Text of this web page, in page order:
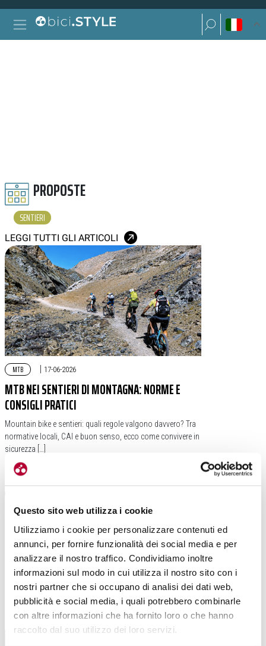
Questo sito web utilizza i cookie
Utilizziamo i cookie per personalizzare contenuti ed
annunci, per fornire funzionalità dei social media e per
analizzare il nostro traffico. Condividiamo inoltre
informazioni sul modo in cui utilizza il nostro sito con i
nostri partner che si occupano di analisi dei dati web,
pubblicità e social media, i quali potrebbero combinarle
con altre informazioni che ha fornito loro o che hanno
raccolto dal suo utilizzo dei loro servizi.
Vai al contenuto
Navigazione principale
Ricerca per:
Ricerca per:
PROPOSTE
SENTIERI
LEGGI TUTTI GLI ARTICOLI
MTB | 17-06-2026
MTB NEI SENTIERI DI MONTAGNA: NORME E
CONSIGLI PRATICI
Mountain bike e sentieri: quali regole valgono davvero? Tra
normative locali, CAI e buon senso, ecco come convivere in
sicurezza […]
#MONTAGNA
TUTTE LE CATEGORIE DEL MAGAZINE